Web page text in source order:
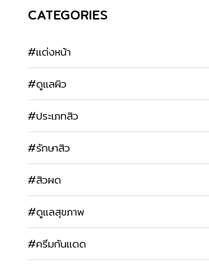
CATEGORIES
#แต่งหน้า
#ดูแลผิว
#ประเภทสิว
#รักษาสิว
#สิวผด
#ดูแลสุขภาพ
#ครีมกันแดด